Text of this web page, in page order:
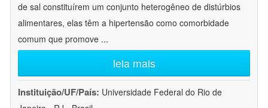
de sal constituírem um conjunto heterogêneo de distúrbios
alimentares, elas têm a hipertensão como comorbidade
comum que promove ...
leia mais
Instituição/UF/País: Universidade Federal do Rio de